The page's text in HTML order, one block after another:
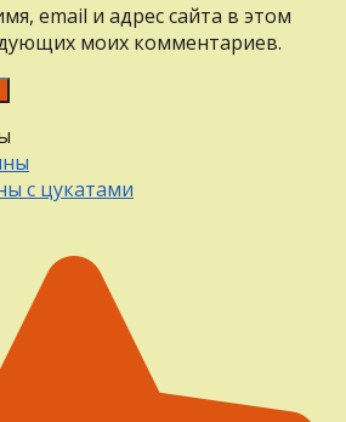
email и адрес сайта в этом
моих комментариев.
с цукатами